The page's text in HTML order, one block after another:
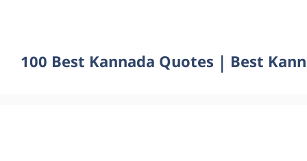
100 Best Kannada Quotes | Best